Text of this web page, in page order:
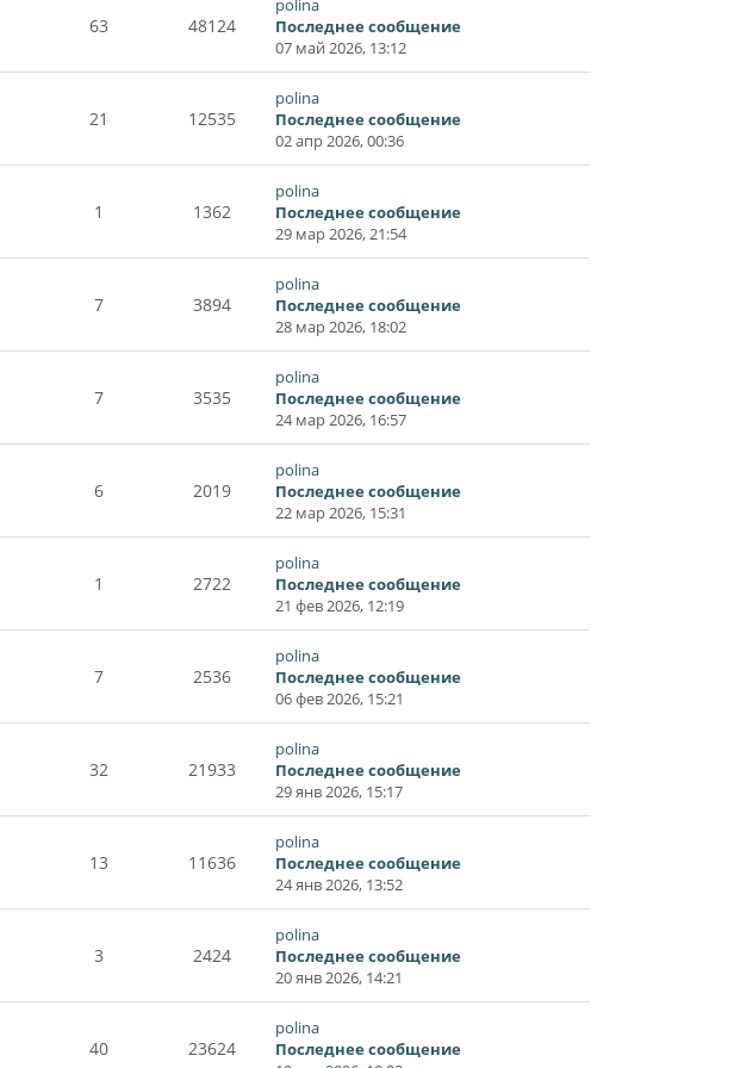
63 48124
Последнее сообщение
07 май 2026, 13:12
21 12535
polina
Последнее сообщение
02 апр 2026, 00:36
1 1362
polina
Последнее сообщение
29 мар 2026, 21:54
7 3894
polina
Последнее сообщение
28 мар 2026, 18:02
7 3535
polina
Последнее сообщение
24 мар 2026, 16:57
6 2019
polina
Последнее сообщение
22 мар 2026, 15:31
1 2722
polina
Последнее сообщение
21 фев 2026, 12:19
7 2536
polina
Последнее сообщение
06 фев 2026, 15:21
32 21933
polina
Последнее сообщение
29 янв 2026, 15:17
13 11636
polina
Последнее сообщение
24 янв 2026, 13:52
3 2424
polina
Последнее сообщение
20 янв 2026, 14:21
40 23624
polina
Последнее сообщение